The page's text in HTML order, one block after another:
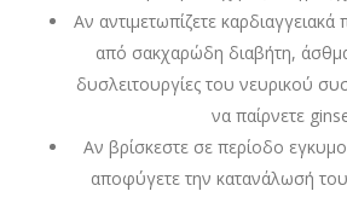
Αν αντιμετωπίζετε
από σακχαρώδη διαβήτη,
δυσλειτουρ­γίες του νευρικού
να παίρνετε
Αν βρίσκεστε σε περίοδο
αποφύγετε την κατανάλωσή